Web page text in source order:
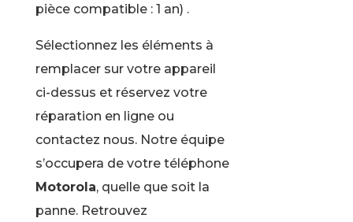
pièce compatible : 1 an) .
Sélectionnez les éléments à
remplacer sur votre appareil
ci-dessus et réservez votre
réparation en ligne ou
contactez nous. Notre équipe
s’occupera de votre téléphone
Motorola, quelle que soit la
panne. Retrouvez